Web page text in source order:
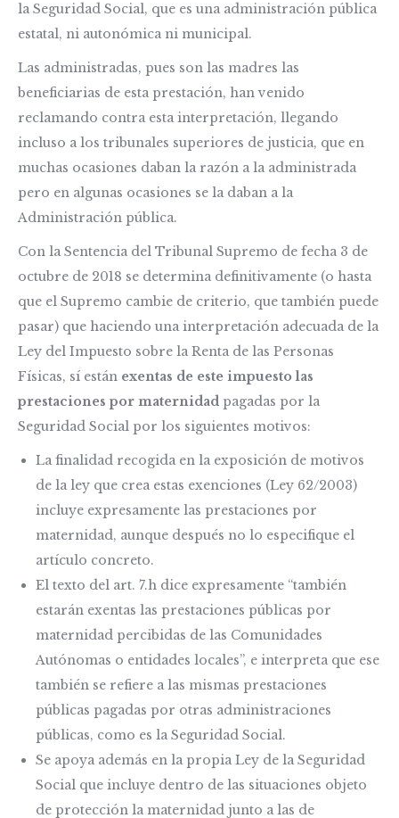
la Seguridad Social, que es una administración pública
estatal, ni autonómica ni municipal.
Las administradas, pues son las madres las
beneficiarias de esta prestación, han venido
reclamando contra esta interpretación, llegando
incluso a los tribunales superiores de justicia, que en
muchas ocasiones daban la razón a la administrada
pero en algunas ocasiones se la daban a la
Administración pública.
Con la Sentencia del Tribunal Supremo de fecha 3 de
octubre de 2018 se determina definitivamente (o hasta
que el Supremo cambie de criterio, que también puede
pasar) que haciendo una interpretación adecuada de la
Ley del Impuesto sobre la Renta de las Personas
Físicas, sí están exentas de este impuesto las
prestaciones por maternidad pagadas por la
Seguridad Social por los siguientes motivos:
La finalidad recogida en la exposición de motivos
de la ley que crea estas exenciones (Ley 62/2003)
incluye expresamente las prestaciones por
maternidad, aunque después no lo especifique el
artículo concreto.
El texto del art. 7.h dice expresamente “también
estarán exentas las prestaciones públicas por
maternidad percibidas de las Comunidades
Autónomas o entidades locales”, e interpreta que ese
también se refiere a las mismas prestaciones
públicas pagadas por otras administraciones
públicas, como es la Seguridad Social.
Se apoya además en la propia Ley de la Seguridad
Social que incluye dentro de las situaciones objeto
de protección la maternidad junto a las de